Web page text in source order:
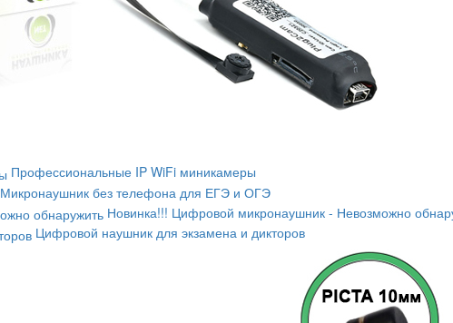
Профессиональные IP WiFi миникамеры
Микронаушник без телефона для ЕГЭ и ОГЭ
Новинка!!! Цифровой микронаушник - Невозможно
Цифровой наушник для экзамена и дикторов